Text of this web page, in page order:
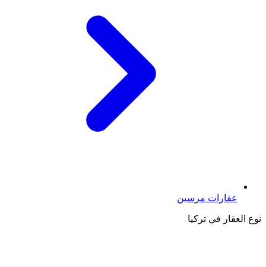
عقارات مرسين
نوع العقار في تركيا